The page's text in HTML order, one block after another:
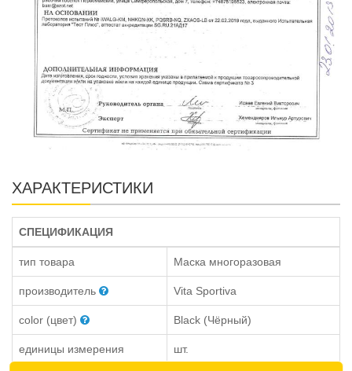
ХАРАКТЕРИСТИКИ
СПЕЦИФИКАЦИЯ
тип товара Маска многоразовая
производитель Vita Sportiva
color (цвет) Black (Чёрный)
единицы измерения шт.